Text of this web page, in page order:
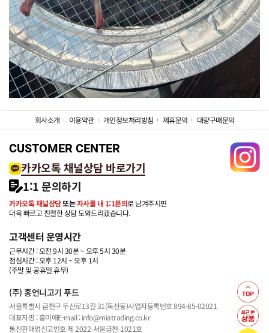
회사소개 이용약관 개인정보처리방침 제휴문의 대량구매문의
CUSTOMER CENTER
카카오톡 채널상담 바로가기
1:1 문의하기
카카오톡 채널상담또는자사몰 내 1:1문의로 남겨주시면
더욱 빠르고 친절한 상담 도와드리겠습니다.
고객센터 운영시간
근무시간 : 오전 9시 30분 ~ 오후 5시 30분
점심시간 : 오후 12시 ~ 오후 1시
(주말 및 공휴일 휴무)
(주) 홍언니고기 푸드
서울특별시 금천구 두산로13길 31(독산동)사업자등록번호 894-85-02021
대표자명 : 홍미애E-mail : info@miatrading.co.kr
통신판매업신고번호 제 2022-서울금천-1021호